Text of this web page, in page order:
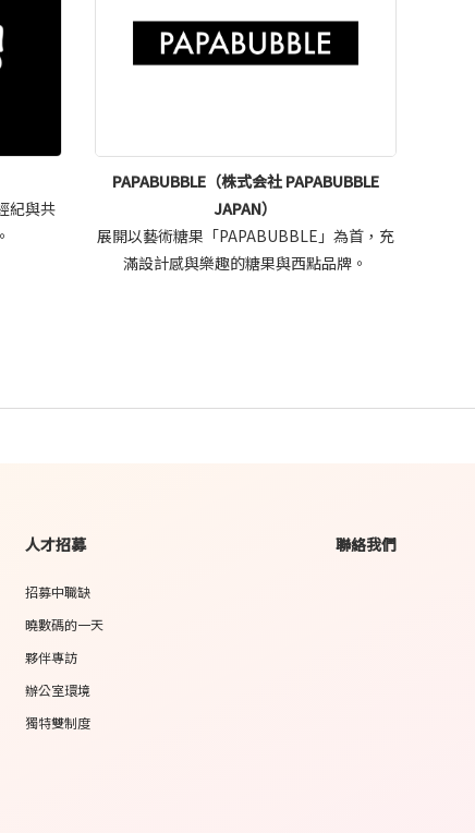
紀與共
PAPABUBBLE（株式会社 PAPABUBBLE
JAPAN）
展開以藝術糖果「PAPABUBBLE」為首，充
滿設計感與樂趣的糖果與西點品牌。
人才招募
招募中職缺
曉數碼的一天
夥伴專訪
辦公室環境
獨特雙制度
聯絡我們